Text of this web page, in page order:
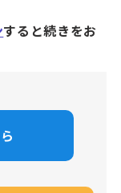
すると続きをお